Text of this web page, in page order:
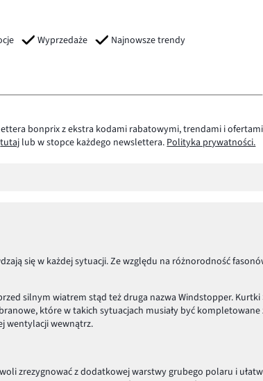
Wyprzedaże Najnowsze trendy
bonprix z ekstra kodami rabatowymi, trendami i
tutaj lub w stopce każdego newslettera.Polityka prywatności.
się w każdej sytuacji. Ze względu na różnorodność
silnym wiatrem stąd też druga nazwa Windstopper.
które w takich sytuacjach musiały być
wentylacji wewnątrz.
zrezygnować z dodatkowej warstwy grubego polaru i